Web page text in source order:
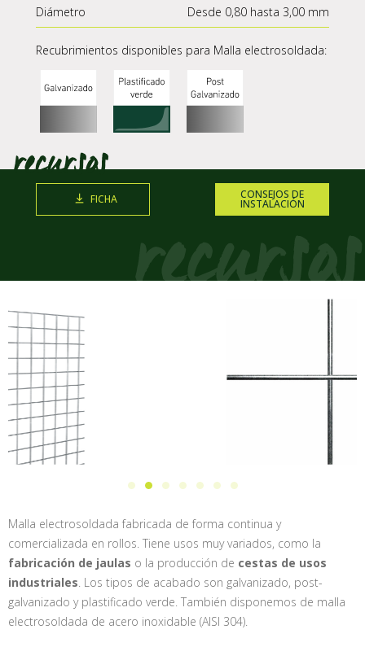
Malla electrosoldada fabricada de forma continua y
comercializada en rollos. Tiene usos muy variados, como la
fabricación de jaulas o la producción de cestas de usos
industriales. Los tipos de acabado son galvanizado, post-
galvanizado y plastificado verde. También disponemos de malla
electrosoldada de acero inoxidable (AISI 304).
Diámetro
Desde 0,80 hasta 3,00 mm
Recubrimientos disponibles para Malla electrosoldada:
FICHA CONSEJOS DE
INSTALACIÓN